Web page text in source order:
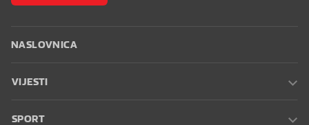
NASLOVNICA
VIJESTI
SPORT